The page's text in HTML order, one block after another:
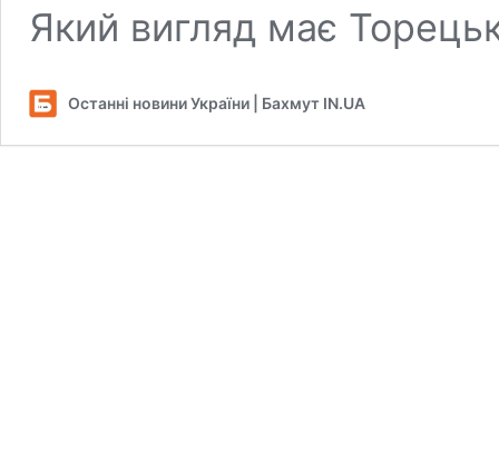
Який вигляд має
Останні новини України | Бахмут IN.UA